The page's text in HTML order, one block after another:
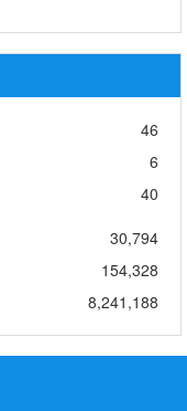
46
6
40
30,794
154,328
8,241,188